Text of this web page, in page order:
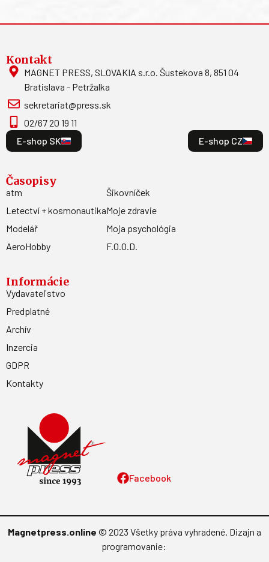
Facebook
Kontakt
MAGNET PRESS, SLOVAKIA s.r.o. Šustekova 8, 851 04
Bratislava - Petržalka
sekretariat@press.sk
02/67 20 19 11
E-shop SK
E-shop CZ
Časopisy
atm
Letectví + kosmonautika
Modelář
AeroHobby
Šikovníček
Moje zdravie
Moja psychológia
F.O.O.D.
Informácie
Vydavateľstvo
Predplatné
Archív
Inzercia
GDPR
Kontakty
Magnetpress.online © 2023 Všetky práva vyhradené. Dizajn a
programovanie: